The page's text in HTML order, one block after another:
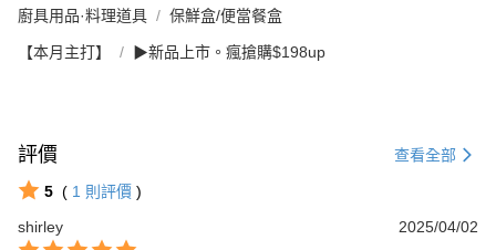
廚具用品·料理道具 保鮮盒/便當餐盒
【本月主打】 ▶新品上市。瘋搶購$198up
評價 查看全部
5 ( 1 則評價 )
shirley
2025/04/02